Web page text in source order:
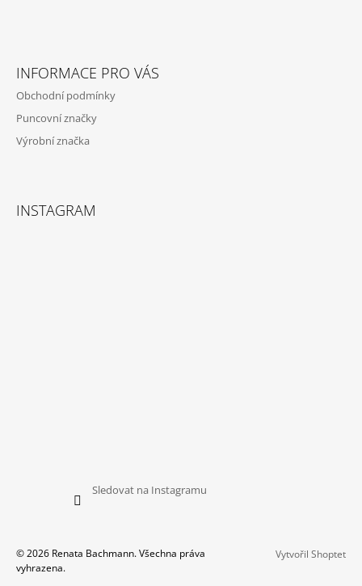
INFORMACE PRO VÁS
Obchodní podmínky
Puncovní značky
Výrobní značka
INSTAGRAM
Sledovat na Instagramu
Vytvořil Shoptet
© 2026 Renata Bachmann. Všechna práva
vyhrazena.